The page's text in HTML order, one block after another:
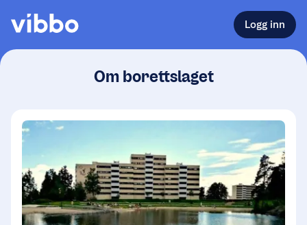
Logg inn
Om borettslaget